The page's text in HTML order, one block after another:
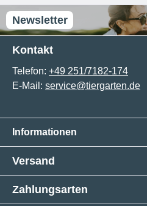
Newsletter
Kontakt
Telefon: +49 251/7182-174
E-Mail: service@tiergarten.de
Informationen
Versand
Zahlungsarten